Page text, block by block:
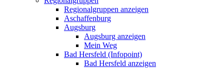
Regionalgruppen anzeigen
Aschaffenburg
Augsburg
Augsburg anzeigen
Mein Weg
Bad Hersfeld (Infopoint)
Bad Hersfeld anzeigen